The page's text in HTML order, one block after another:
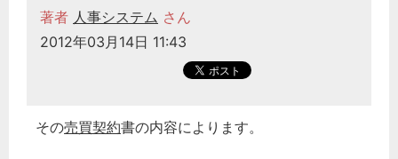
著者 人事システム さん
2012年03月14日 11:43
その売買契約書の内容によります。